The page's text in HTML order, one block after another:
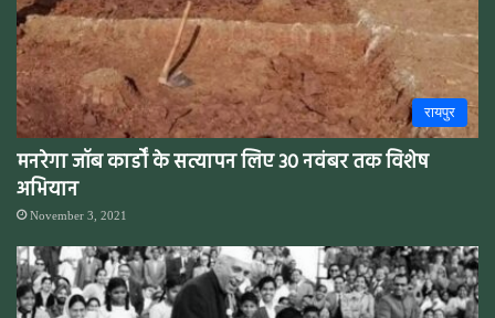
रायपुर
मनरेगा जॉब कार्डों के सत्यापन लिए 30 नवंबर तक विशेष
अभियान
November 3, 2021